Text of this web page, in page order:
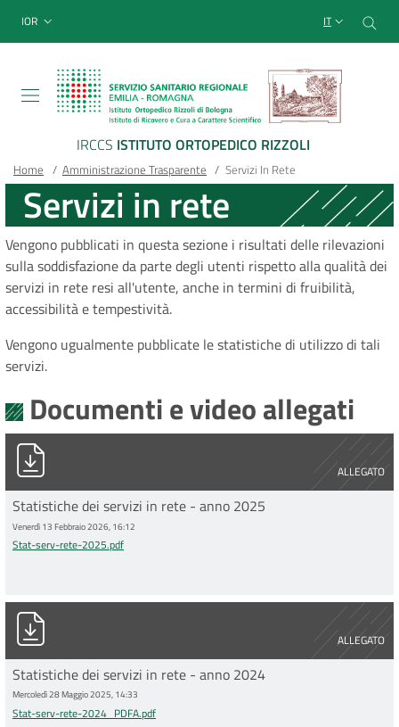
Sito Web Istituto
menu top-bar
IOR IT
IRCCS ISTITUTO ORTOPEDICO RIZZOLI
Main container
Briciole
di
pane
Home / Amministrazione Trasparente / Servizi In Rete
Servizi in rete
Vengono pubblicati in questa sezione i risultati delle rilevazioni
sulla soddisfazione da parte degli utenti rispetto alla qualità dei
servizi in rete resi all'utente, anche in termini di fruibilità,
accessibilità e tempestività.
Vengono ugualmente pubblicate le statistiche di utilizzo di tali
servizi.
Documenti e video allegati
ALLEGATO
Stat-serv-rete-2025.pdf
Statistiche dei servizi in rete - anno 2025
Venerdì 13 Febbraio 2026, 16:12
Stat-serv-rete-2025.pdf
ALLEGATO
Stat-serv-rete-2024_PDFA.pdf
Statistiche dei servizi in rete - anno 2024
Mercoledì 28 Maggio 2025, 14:33
Stat-serv-rete-2024_PDFA.pdf